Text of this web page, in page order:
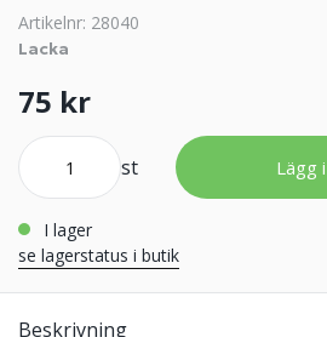
Artikelnr: 28040
Lacka
75 kr
st Lägg
i lager
se lagerstatus i butik
Beskrivning